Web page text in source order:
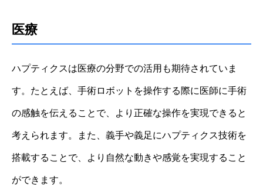
医療
ハプティクスは医療の分野での活用も期待されていま
す。たとえば、手術ロボットを操作する際に医師に手術
の感触を伝えることで、より正確な操作を実現できると
考えられます。また、義手や義足にハプティクス技術を
搭載することで、より自然な動きや感覚を実現すること
ができます。